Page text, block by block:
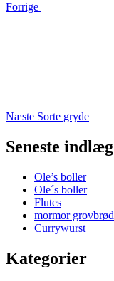
Forrige
Næste Sorte gryde
Seneste indlæg
Ole’s boller
Ole´s boller
Flutes
mormor grovbrød
Currywurst
Kategorier